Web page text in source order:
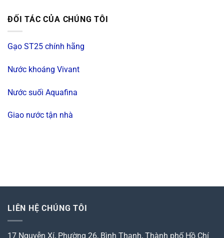
ĐỐI TÁC CỦA CHÚNG TÔI
Gạo ST25 chính hãng
Nước khoáng Vivant
Nước suối Aquafina
Giao nước tận nhà
LIÊN HỆ CHÚNG TÔI
17 Nguyễn Xí, Phường 26, Bình Thạnh, Thành phố Hồ Chí